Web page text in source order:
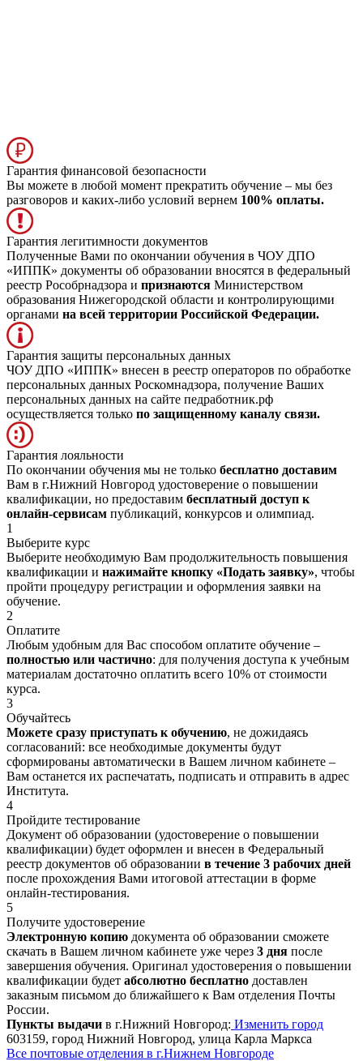
Гарантия финансовой безопасности
Вы можете в любой момент прекратить обучение – мы без
разговоров и каких-либо условий вернем 100% оплаты.
Гарантия легитимности документов
Полученные Вами по окончании обучения в ЧОУ ДПО
«ИППК» документы об образовании вносятся в федеральный
реестр Рособрнадзора и признаются Министерством
образования Нижегородской области и контролирующими
органами на всей территории Российской Федерации.
Гарантия защиты персональных данных
ЧОУ ДПО «ИППК» внесен в реестр операторов по обработке
персональных данных Роскомнадзора, получение Ваших
персональных данных на сайте педработник.рф
осуществляется только по защищенному каналу связи.
Гарантия лояльности
По окончании обучения мы не только бесплатно доставим
Вам в г.Нижний Новгород удостоверение о повышении
квалификации, но предоставим бесплатный доступ к
онлайн-сервисам публикаций, конкурсов и олимпиад.
1
Выберите курс
Выберите необходимую Вам продолжительность повышения
квалификации и нажимайте кнопку «Подать заявку», чтобы
пройти процедуру регистрации и оформления заявки на
обучение.
2
Оплатите
Любым удобным для Вас способом оплатите обучение –
полностью или частично: для получения доступа к учебным
материалам достаточно оплатить всего 10% от стоимости
курса.
3
Обучайтесь
Можете сразу приступать к обучению, не дожидаясь
согласований: все необходимые документы будут
сформированы автоматически в Вашем личном кабинете –
Вам останется их распечатать, подписать и отправить в адрес
Института.
4
Пройдите тестирование
Документ об образовании (удостоверение о повышении
квалификации) будет оформлен и внесен в Федеральный
реестр документов об образовании в течение 3 рабочих дней
после прохождения Вами итоговой аттестации в форме
онлайн-тестирования.
5
Получите удостоверение
Электронную копию документа об образовании сможете
скачать в Вашем личном кабинете уже через 3 дня после
завершения обучения. Оригинал удостоверения о повышении
квалификации будет абсолютно бесплатно доставлен
заказным письмом до ближайшего к Вам отделения Почты
России.
Пункты выдачи в г.Нижний Новгород: Изменить город
603159, город Нижний Новгород, улица Карла Маркса
Все почтовые отделения в г.Нижнем Новгороде